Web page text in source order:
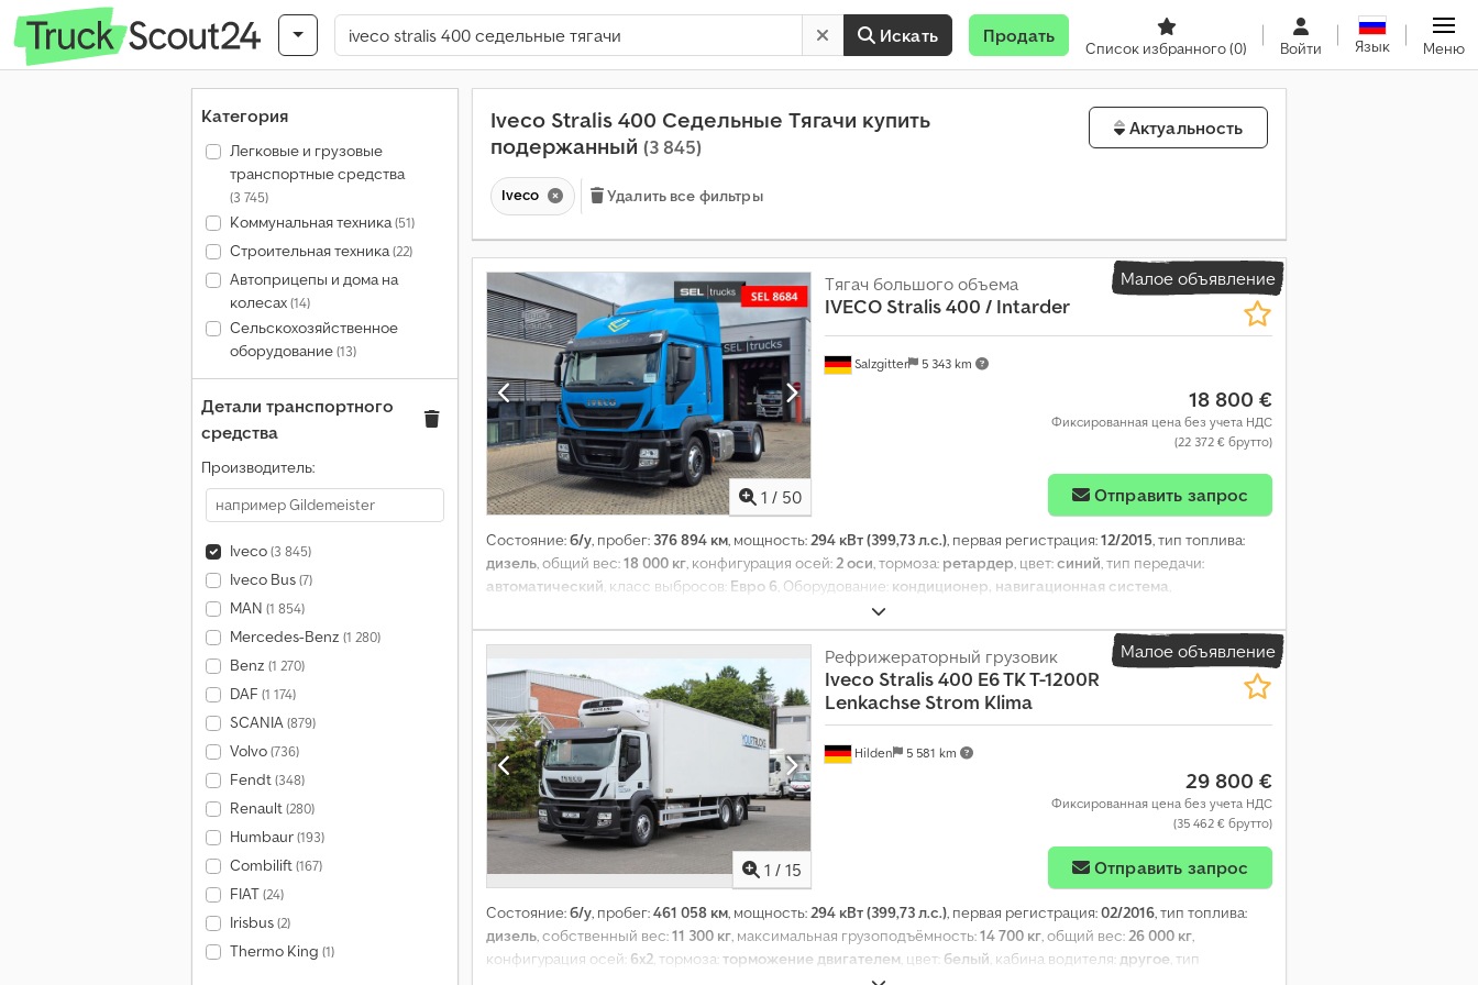
Искать Продать
Список избранного(0) Войти Язык Меню
Категория
Легковые и грузовые
транспортные средства
(3 745)
Коммунальная техника(51)
Строительная техника(22)
Автоприцепы и дома на
колесах(14)
Сельскохозяйственное
оборудование(13)
Детали транспортного
средства
Производитель:
Iveco(3 845)
Iveco Bus(7)
MAN (1 854)
Mercedes-Benz (1 280)
Benz (1 270)
DAF (1 174)
SCANIA(879)
Volvo(736)
Fendt(348)
Renault(280)
Humbaur(193)
Combilift(167)
FIAT(24)
Irisbus(2)
Thermo King (1)
Iveco Stralis 400 Седельные Тягачи купить
подержанный (3 845)
Актуальность
Iveco Удалить все фильтры
Малое объявление
1 / 50
Salzgitter 5 343 km
Тягач большого объема
IVECO Stralis 400 / Intarder
18 800 €
Фиксированная цена без учета НДС
(22 372 € брутто)
Отправить запрос
Состояние:б/у, пробег: 376 894 км, мощность:294 кВт (399,73 л.с.), первая регистрация:12/2015, тип топлива:
дизель, общий вес:18 000 кг, конфигурация осей:2 оси, тормоза: ретардер, цвет:синий, тип передачи:
автоматический, класс выбросов: Евро 6, Оборудование: кондиционер, навигационная система,
Малое объявление
1 / 15
Hilden 5 581 km
Рефрижераторный грузовик
Iveco Stralis 400 E6 TK T-1200R
Lenkachse Strom Klima
29 800 €
Фиксированная цена без учета НДС
(35 462 € брутто)
Отправить запрос
Состояние:б/у, пробег:461 058 км, мощность:294 кВт (399,73 л.с.), первая регистрация:02/2016, тип топлива:
дизель, собственный вес:11 300 кг, максимальная грузоподъёмность:14 700 кг, общий вес:26 000 кг,
конфигурация осей: 6x2, тормоза:торможение двигателем, цвет: белый, кабина водителя:другое, тип
р
а
н